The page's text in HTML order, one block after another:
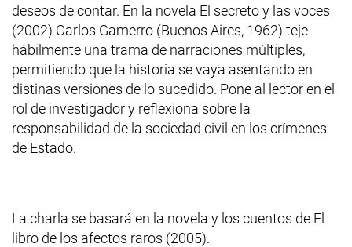
deseos de contar. En la novela El secreto y las voces
(2002) Carlos Gamerro (Buenos Aires, 1962) teje
hábilmente una trama de narraciones múltiples,
permitiendo que la historia se vaya asentando en
distinas versiones de lo sucedido. Pone al lector en el
rol de investigador y reflexiona sobre la
responsabilidad de la sociedad civil en los crímenes
de Estado.
La charla se basará en la novela y los cuentos de El
libro de los afectos raros (2005).